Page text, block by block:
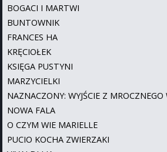
BOGACI I MARTWI
BUNTOWNIK
FRANCES HA
KRĘCIOŁEK
KSIĘGA PUSTYNI
MARZYCIELKI
NAZNACZONY: WYJŚCIE Z MROCZNEGO
NOWA FALA
O CZYM WIE MARIELLE
PUCIO KOCHA ZWIERZAKI